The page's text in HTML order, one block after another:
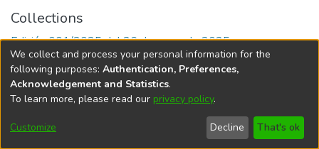
Collections
Edición 001/2025 del 26 de mayo de 2025
Universidad Nacional de Córdoba
We collect and process your personal information for the
following purposes: Authentication, Preferences,
Acknowledgement and Statistics.
To learn more, please read our privacy policy.
Customize Decline That's ok